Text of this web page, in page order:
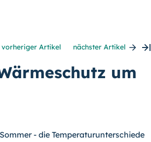
vorheriger Artikel nächster Artikel
um
- die Temperaturunterschiede